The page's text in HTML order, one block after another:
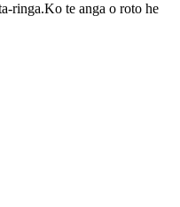
ringa.Ko te anga o roto he